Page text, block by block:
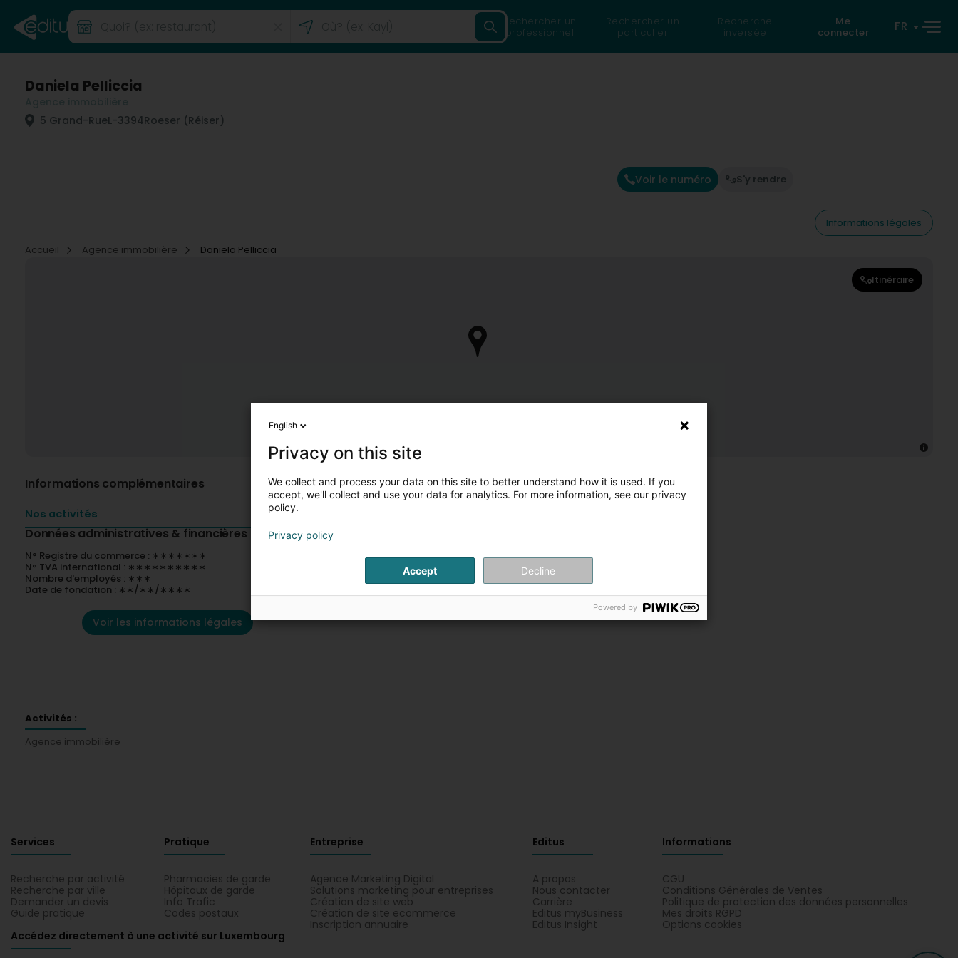
Rechercher un
professionnel
Rechercher un
particulier
Recherche
inversée
Me
connecter
FR
Daniela Pelliccia
5 Grand-RueL-3394Roeser (Réiser)
Voir le numéro S'y rendre
Informations légales
Accueil
Agence immobilière Daniela Pelliccia
Itinéraire
Informations complémentaires
Nos activités
Données administratives & financières
N° Registre du commerce : ∗∗∗∗∗∗∗
N° TVA international : ∗∗∗∗∗∗∗∗∗∗
Nombre d'employés : ∗∗∗
Date de fondation : ∗∗/∗∗/∗∗∗∗
Voir les informations légales
Activités :
Agence immobilière
Services
Recherche par activité
Recherche par ville
Demander un devis
Guide pratique
Pratique
Pharmacies de garde
Hôpitaux de garde
Info Trafic
Codes postaux
Entreprise
Agence Marketing Digital
Solutions marketing pour entreprises
Création de site web
Création de site ecommerce
Inscription annuaire
Editus
A propos
Nous contacter
Carrière
Editus myBusiness
Editus Insight
Informations
CGU
Conditions Générales de Ventes
Politique de protection des données personnelles
Mes droits RGPD
Options cookies
Accédez directement à une activité sur Luxembourg
English
Privacy on this site
We collect and process your data on this site to better understand how it is used. If you
accept, we'll collect and use your data for analytics. For more information, see our privacy
policy.
Privacy policy
Accept Decline
Powered by